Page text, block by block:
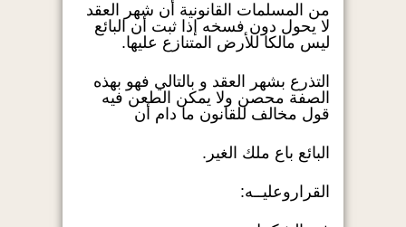
من المسلمات القانونية أن شهر العقد
لا يحول دون فسخه إذا ثبت أن البائع
ليس مالكا للأرض المتنازع عليها.
التذرع بشهر العقد و بالتالي فهو بهذه
الصفة محصن ولا يمكن الطعن فيه
قول مخالف للقانون ما دام أن
البائع باع ملك الغير.
القراروعليــه: